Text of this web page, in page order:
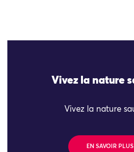
Vivez la nature
Vivez la nature
EN SAVOIR PLUS